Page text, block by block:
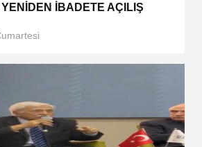
İBADETE AÇILIŞ